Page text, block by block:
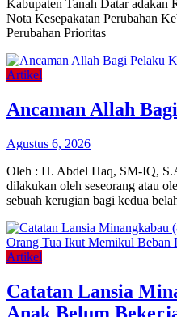
Kabupaten Tanah Datar adakan
Nota Kesepakatan Perubahan
Perubahan Prioritas
Artikel
Ancaman Allah
Agustus 6, 2026
Oleh : H. Abdel Haq, SM-IQ,
dilakukan oleh seseorang atau
sebuah kerugian bagi kedua
Artikel
Catatan Lansia